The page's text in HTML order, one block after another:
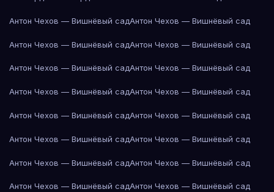
Антон Чехов — Вишнёвый садАнтон Чехов — Вишнёвый сад
Антон Чехов — Вишнёвый садАнтон Чехов — Вишнёвый сад
Антон Чехов — Вишнёвый садАнтон Чехов — Вишнёвый сад
Антон Чехов — Вишнёвый садАнтон Чехов — Вишнёвый сад
Антон Чехов — Вишнёвый садАнтон Чехов — Вишнёвый сад
Антон Чехов — Вишнёвый садАнтон Чехов — Вишнёвый сад
Антон Чехов — Вишнёвый садАнтон Чехов — Вишнёвый сад
Антон Чехов — Вишнёвый садАнтон Чехов — Вишнёвый сад